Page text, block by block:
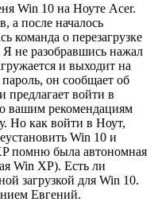
Win 10 на Ноуте Acer.
а после началось
команда о перезагрузке
не разобравшись нажал
и выходит на
он сообщает об
войти в
вашим рекомендациям
Но как войти в Ноут,
Win 10 и
помню была автономная
Win XP). Есть ли
загрузкой для Win 10.
Евгений.